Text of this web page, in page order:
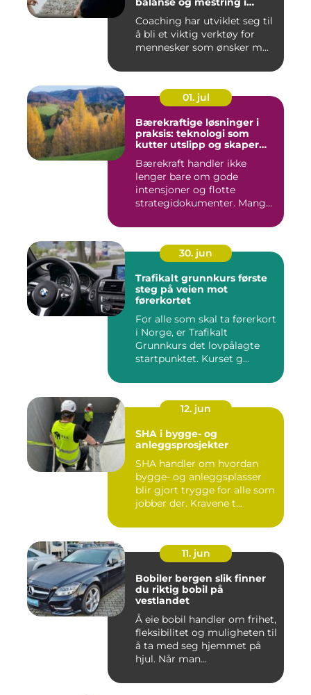
Coaching har utviklet seg til
å bli et viktig verktøy for
mennesker som ønsker m...
01. jul
Bærekraftige løsninger i
praksis: teknologi som
kutter utslipp og skaper
Bærekraft handler ikke
lenger bare om gode
intensjoner og flotte
strategidokumenter. Mange
30. jun
Trafikalt grunnkurs første
steg på veien mot
førerkortet
For alle som skal ta førerkort
i Norge, er Trafikalt
Grunnkurs det lovpålagte
startpunktet. Kurset g...
12. jun
SHA i bygge- og
anleggsprosjekter
SHA handler om hvordan
bygge- og anleggsplasser
blir gjort trygge for alle som
jobber der. Kravene t...
11. jun
Bobiler bergen slik finner
du riktig bobil på
vestlandet
Å eie bobil handler om frihet,
fleksibilitet og muligheten til
å ta med seg hjemmet på
hjul. Når man...